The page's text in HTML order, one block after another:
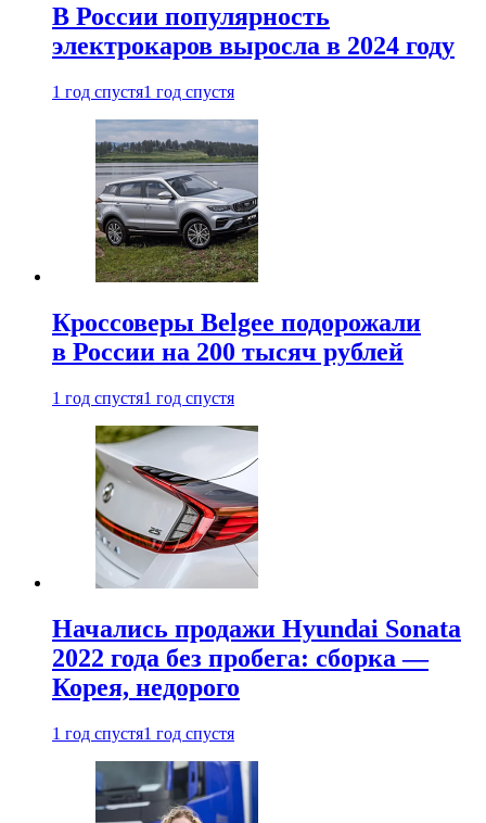
В России популярность
электрокаров выросла в 2024 году
1 год спустя1 год спустя
Кроссоверы Belgee подорожали
в России на 200 тысяч рублей
1 год спустя1 год спустя
Начались продажи Hyundai Sonata
2022 года без пробега: сборка —
Корея, недорого
1 год спустя1 год спустя